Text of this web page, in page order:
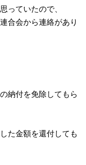
っていたので、
合会から連絡があり
納付を免除してもら
た金額を還付しても